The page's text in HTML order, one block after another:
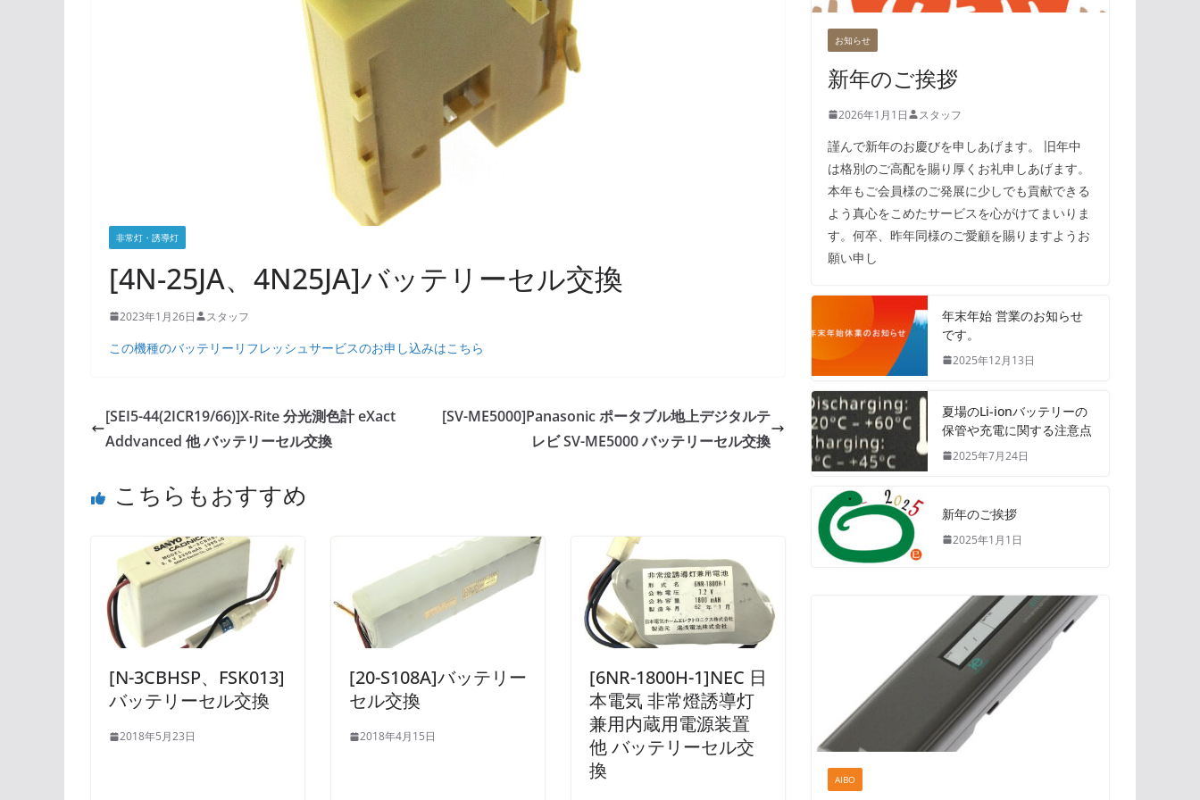
非常灯・誘導灯
[4N-25JA、4N25JA]バッテリーセル交換
2023年1月26日 スタッフ
この機種のバッテリーリフレッシュサービスのお申し込みはこちら
[SEI5-44(2ICR19/66)]X-Rite 分光測色計 eXact
Addvanced 他 バッテリーセル交換
[SV-ME5000]Panasonic ポータブル地上デジタルテ
レビ SV-ME5000 バッテリーセル交換
こちらもおすすめ
[N-3CBHSP、FSK013]
バッテリーセル交換
2018年5月23日
[20-S108A]バッテリー
セル交換
2018年4月15日
[6NR-1800H-1]NEC 日
本電気 非常燈誘導灯
兼用内蔵用電源装置
他 バッテリーセル交
換
お知らせ
新年のご挨拶
2026年1月1日 スタッフ
謹んで新年のお慶びを申しあげます。 旧年中
は格別のご高配を賜り厚くお礼申しあげます。
本年もご会員様のご発展に少しでも貢献できる
よう真心をこめたサービスを心がけてまいりま
す。何卒、昨年同様のご愛顧を賜りますようお
願い申し
年末年始 営業のお知らせ
です。
2025年12月13日
夏場のLi-ionバッテリーの
保管や充電に関する注意点
2025年7月24日
新年のご挨拶
2025年1月1日
AIBO